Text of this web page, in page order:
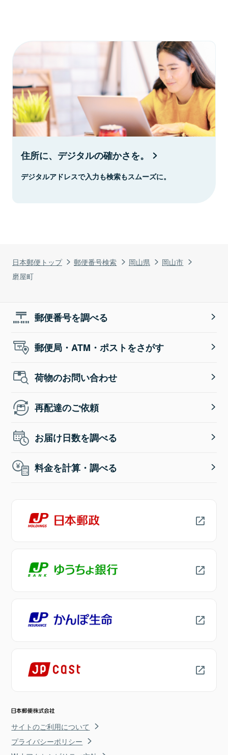
日本郵便トップ 郵便番号検索 岡山県
岡山市
磨屋町
住所に、デジタルの確かさを。
デジタルアドレスで入力も検索もスムーズに。
郵便番号を調べる
郵便局・ATM・ポストをさがす
荷物のお問い合わせ
再配達のご依頼
お届け日数を調べる
料金を計算・調べる
サイトのご利用について
プライバシーポリシー